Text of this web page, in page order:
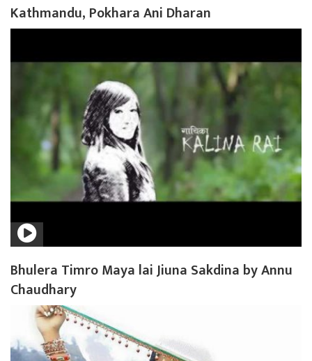
Kathmandu, Pokhara Ani Dharan
Bhulera Timro Maya lai Jiuna Sakdina by Annu
Chaudhary